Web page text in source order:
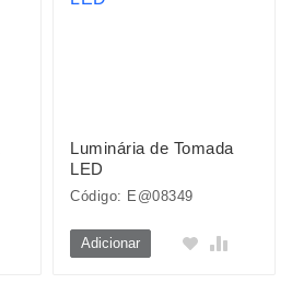
Luminária de Tomada
LED
Código: E@08349
Adicionar